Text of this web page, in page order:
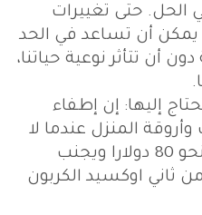
الحل. حتى تغييرات
أن تساعد في الحد
أن تتأثر نوعية حياتنا،
إليها: إن إطفاء
المنزل عندما لا
تحتاج إليها يمكن أن يوفر نحو 80 دولارا ويجنب
كيلوغرام من ثاني اوكسيد الكربون